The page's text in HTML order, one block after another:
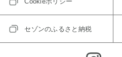
セゾンのふるさと納税